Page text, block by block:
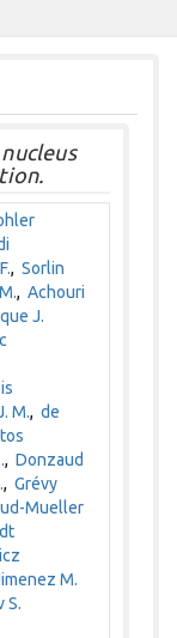
,Sorlin
,Achouri
J.
M.,de
,Donzaud
,Grévy
Mueller
M.
S.